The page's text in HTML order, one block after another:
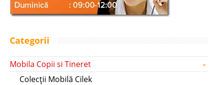
Categorii
Mobila Copii si Tineret -
Colecții Mobilă Cilek